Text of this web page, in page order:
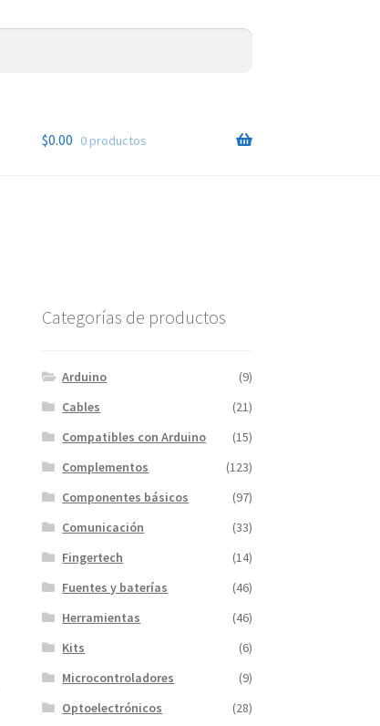
$0.00 0 productos
Categorías de productos
Arduino
(9)
Cables
(21)
Compatibles con Arduino
(15)
Complementos
(123)
Componentes básicos
(97)
Comunicación
(33)
Fingertech
(14)
Fuentes y baterías
(46)
Herramientas
(46)
Kits
(6)
Microcontroladores
(9)
Optoelectrónicos
(28)